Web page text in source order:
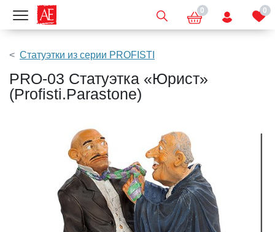
Показать меню 0 0
Статуэтки из серии PROFISTI
PRO-03 Статуэтка «Юрист»
(Profisti.Parastone)